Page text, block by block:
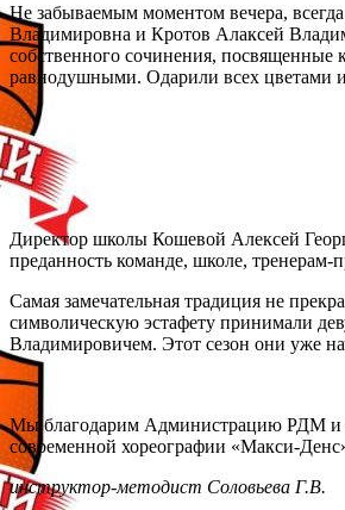
Не забываемым моментом вечера,
Владимировна и Кротов Алаксей
собственного сочинения,
равнодушными. Одарили всех цветами
Директор школы Кошевой Алексей
преданность команде, школе,
Самая замечательная традиция не
символическую эстафету принимали
Владимировичем. Этот сезон они уже
Мы благодарим Администрацию РДМ и
современной хореографии «Макси-
инструктор-методист Соловьева Г.В.